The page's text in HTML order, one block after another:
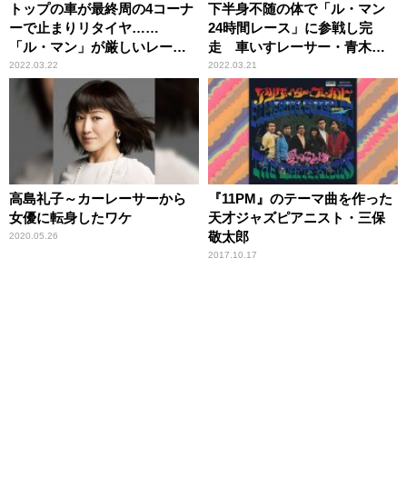
トップの車が最終周の4コーナ
ーで止まりリタイヤ……
「ル・マン」が厳しいレース
であると言われる所以
2022.03.22
下半身不随の体で「ル・マン
24時間レース」に参戦し完
走 車いすレーサー・青木拓
磨
2022.03.21
高島礼子～カーレーサーから
女優に転身したワケ
2020.05.26
『11PM』のテーマ曲を作った
天才ジャズピアニスト・三保
敬太郎
2017.10.17